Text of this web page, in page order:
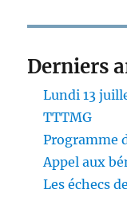
Derniers
Lundi 13
TTTMG
Programme
Appel aux
Les échecs